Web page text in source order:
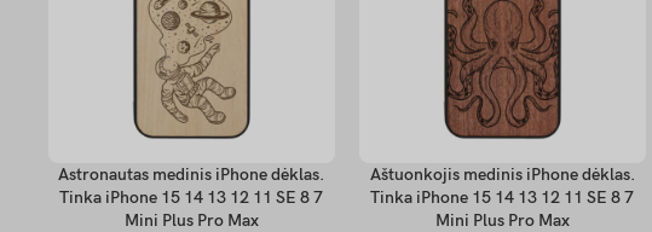
PASIRINKTI SAVYBES
Astronautas medinis iPhone dėklas.
Tinka iPhone 15 14 13 12 11 SE 8 7
Mini Plus Pro Max
PASIRINKTI SAVYBES
Aštuonkojis medinis iPhone dėklas.
Tinka iPhone 15 14 13 12 11 SE 8 7
Mini Plus Pro Max